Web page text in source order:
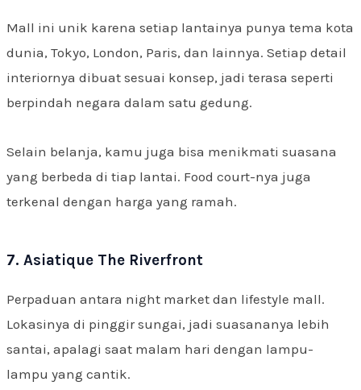
Mall ini unik karena setiap lantainya punya tema kota
dunia, Tokyo, London, Paris, dan lainnya. Setiap detail
interiornya dibuat sesuai konsep, jadi terasa seperti
berpindah negara dalam satu gedung.
Selain belanja, kamu juga bisa menikmati suasana
yang berbeda di tiap lantai. Food court-nya juga
terkenal dengan harga yang ramah.
7. Asiatique The Riverfront
Perpaduan antara night market dan lifestyle mall.
Lokasinya di pinggir sungai, jadi suasananya lebih
santai, apalagi saat malam hari dengan lampu-
lampu yang cantik.